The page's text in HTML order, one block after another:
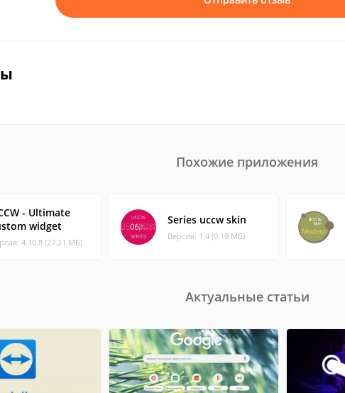
Похожие приложения
- Ultimate
widget
4.10.8 (27.21 МБ)
Series uccw skin
Версия: 1.4 (0.19 МБ)
Актуальные статьи